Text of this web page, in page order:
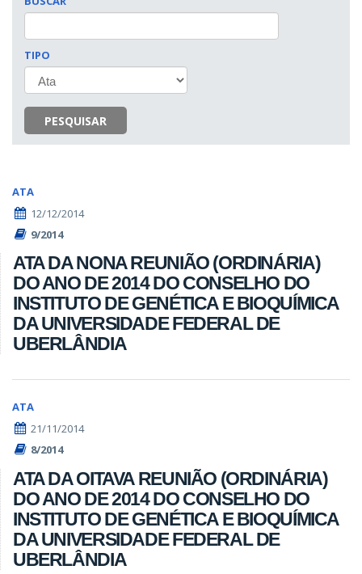
TIPO
PESQUISAR
ATA
12/12/2014
9/2014
ATA DA NONA REUNIÃO (ORDINÁRIA)
DO ANO DE 2014 DO CONSELHO DO
INSTITUTO DE GENÉTICA E BIOQUÍMICA
DA UNIVERSIDADE FEDERAL DE
UBERLÂNDIA
ATA
21/11/2014
8/2014
ATA DA OITAVA REUNIÃO (ORDINÁRIA)
DO ANO DE 2014 DO CONSELHO DO
INSTITUTO DE GENÉTICA E BIOQUÍMICA
DA UNIVERSIDADE FEDERAL DE
UBERLÂNDIA